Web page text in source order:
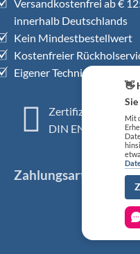
Versandkostenfrei ab €
innerhalb Deutschlands
Kein Mindestbestellwert
Kostenfreier
Eigener Technischer
Zertifiziertes QM-
DIN EN ISO 13485
Zahlungsarten
👋
Mit